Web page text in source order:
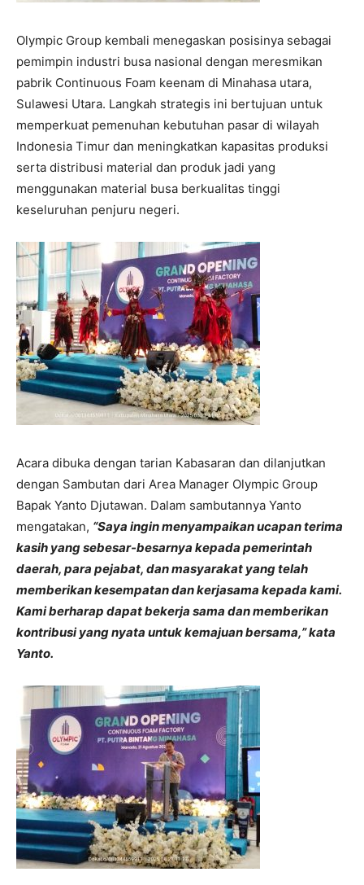
Olympic Group kembali menegaskan posisinya sebagai
pemimpin industri busa nasional dengan meresmikan
pabrik Continuous Foam keenam di Minahasa utara,
Sulawesi Utara. Langkah strategis ini bertujuan untuk
memperkuat pemenuhan kebutuhan pasar di wilayah
Indonesia Timur dan meningkatkan kapasitas produksi
serta distribusi material dan produk jadi yang
menggunakan material busa berkualitas tinggi
keseluruhan penjuru negeri.
Acara dibuka dengan tarian Kabasaran dan dilanjutkan
dengan Sambutan dari Area Manager Olympic Group
Bapak Yanto Djutawan. Dalam sambutannya Yanto
mengatakan, “Saya ingin menyampaikan ucapan terima
kasih yang sebesar-besarnya kepada pemerintah
daerah, para pejabat, dan masyarakat yang telah
memberikan kesempatan dan kerjasama kepada kami.
Kami berharap dapat bekerja sama dan memberikan
kontribusi yang nyata untuk kemajuan bersama,” kata
Yanto.